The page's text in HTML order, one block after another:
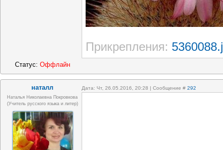
Прикрепления:
Статус: Оффлайн
наталл Дата: Чт, 26.05.2016, 20:28 | Сообщение # 292
Наталья Николаевна Покровкова
(учитель русского языка и литер)